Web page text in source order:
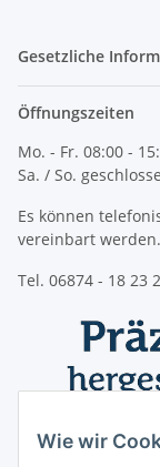
Gesetzliche
Öffnungszeiten
Mo. - Fr. 08:00 -
Sa. / So.
Es können
vereinbart werden.
Tel. 06874 - 18 23
Wie wir